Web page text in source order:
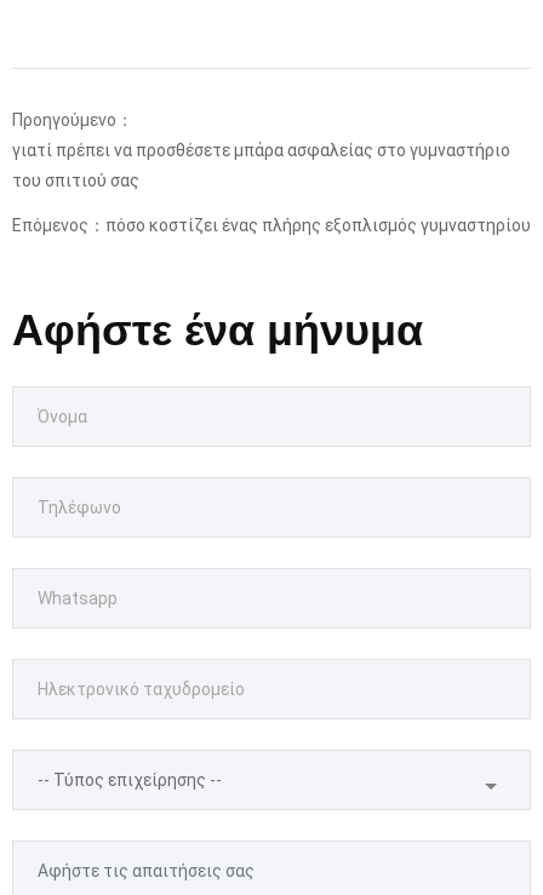
Προηγούμενο：
γιατί πρέπει να προσθέσετε μπάρα ασφαλείας στο γυμναστήριο
του σπιτιού σας
Επόμενος： πόσο κοστίζει ένας πλήρης εξοπλισμός γυμναστηρίου
Αφήστε ένα μήνυμα